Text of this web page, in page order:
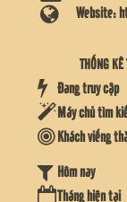
Website:
THỐNG KÊ
Đang truy cập
Máy chủ tìm
Khách viếng
Hôm nay
Tháng hiện tại